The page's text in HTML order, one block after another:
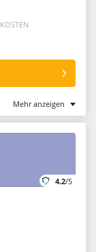
Mehr anzeigen
4.2/5